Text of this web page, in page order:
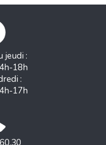
jeudi :
18h
:
17h